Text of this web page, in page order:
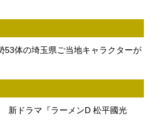
体の埼玉県ご当地キャラクターが
新ドラマ『ラーメンD 松平國光